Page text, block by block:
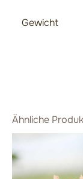
Gewicht
Ähnliche